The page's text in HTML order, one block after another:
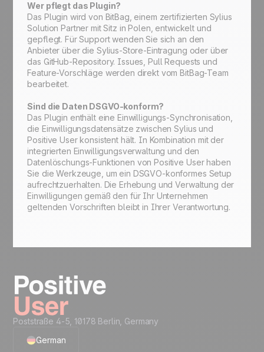
Wer pflegt das Plugin?
Das Plugin wird von BitBag, einem zertifizierten Sylius
Solution Partner mit Sitz in Polen, entwickelt und
gepflegt. Für Support wenden Sie sich an den
Anbieter über die Sylius-Store-Eintragung oder über
das GitHub-Repository. Issues, Pull Requests und
Feature-Vorschläge werden direkt vom BitBag-Team
bearbeitet.
Sind die Daten DSGVO-konform?
Das Plugin enthält eine Einwilligungs-Synchronisation,
die Einwilligungsdatensätze zwischen Sylius und
Positive User konsistent hält. In Kombination mit der
integrierten Einwilligungsverwaltung und den
Datenlöschungs-Funktionen von Positive User haben
Sie die Werkzeuge, um ein DSGVO-konformes Setup
aufrechtzuerhalten. Die Erhebung und Verwaltung der
Einwilligungen gemäß den für Ihr Unternehmen
geltenden Vorschriften bleibt in Ihrer Verantwortung.
Poststraße 4-5, 10178 Berlin, Germany
German